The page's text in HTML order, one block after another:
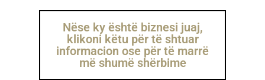
Nëse ky është biznesi juaj,
klikoni këtu për të shtuar
informacion ose për të marrë
më shumë shërbime